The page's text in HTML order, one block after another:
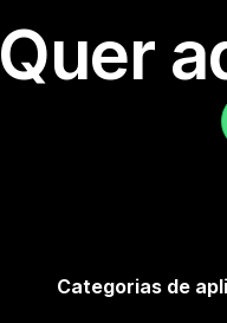
Quer
Categorias de